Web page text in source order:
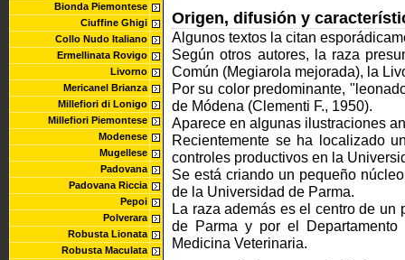
Bionda Piemontese
Ciuffine Ghigi
Collo Nudo Italiano
Ermellinata Rovigo
Livorno
Mericanel Brianza
Millefiori di Lonigo
Millefiori Piemontese
Modenese
Mugellese
Padovana
Padovana Riccia
Pepoi
Polverara
Robusta Lionata
Robusta Maculata
Origen, difusión y
Algunos textos la citan
Según otros autores, la raza
Común (Megiarola mejorada), la
Por su color predominante,
de Módena (Clementi F., 1950).
Aparece en algunas ilustraciones
Recientemente se ha localizado
controles productivos en la
Se está criando un pequeño
de la Universidad de Parma.
La raza además es el centro de un
de Parma y por el
Medicina Veterinaria.